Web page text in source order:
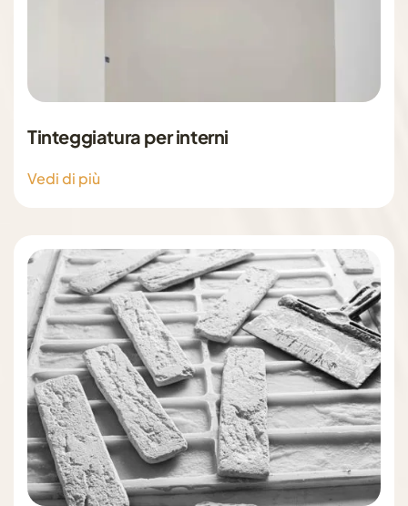
Tinteggiatura per interni
Vedi di più